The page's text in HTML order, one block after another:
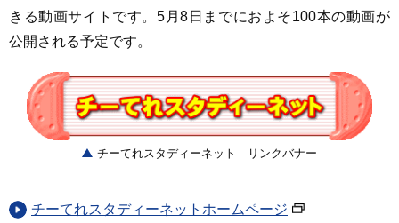
きる動画サイトです。5月8日までにおよそ100本の動画が
公開される予定です。
チーてれスタディーネット リンクバナー
チーてれスタディーネットホームページ